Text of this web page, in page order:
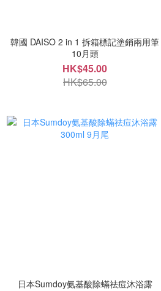
韓國 DAISO 2 in 1 拆箱標記塗銷兩用筆
10月頭
HK$45.00
HK$65.00
日本Sumdoy氨基酸除蟎祛痘沐浴露